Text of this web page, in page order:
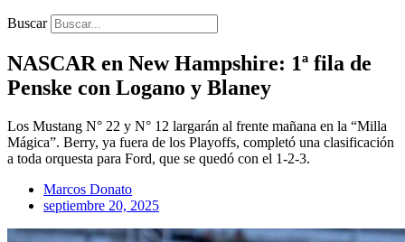
Buscar
NASCAR en New Hampshire: 1ª fila de
Penske con Logano y Blaney
Los Mustang N° 22 y N° 12 largarán al frente mañana en la “Milla
Mágica”. Berry, ya fuera de los Playoffs, completó una clasificación
a toda orquesta para Ford, que se quedó con el 1-2-3.
Marcos Donato
septiembre 20, 2025